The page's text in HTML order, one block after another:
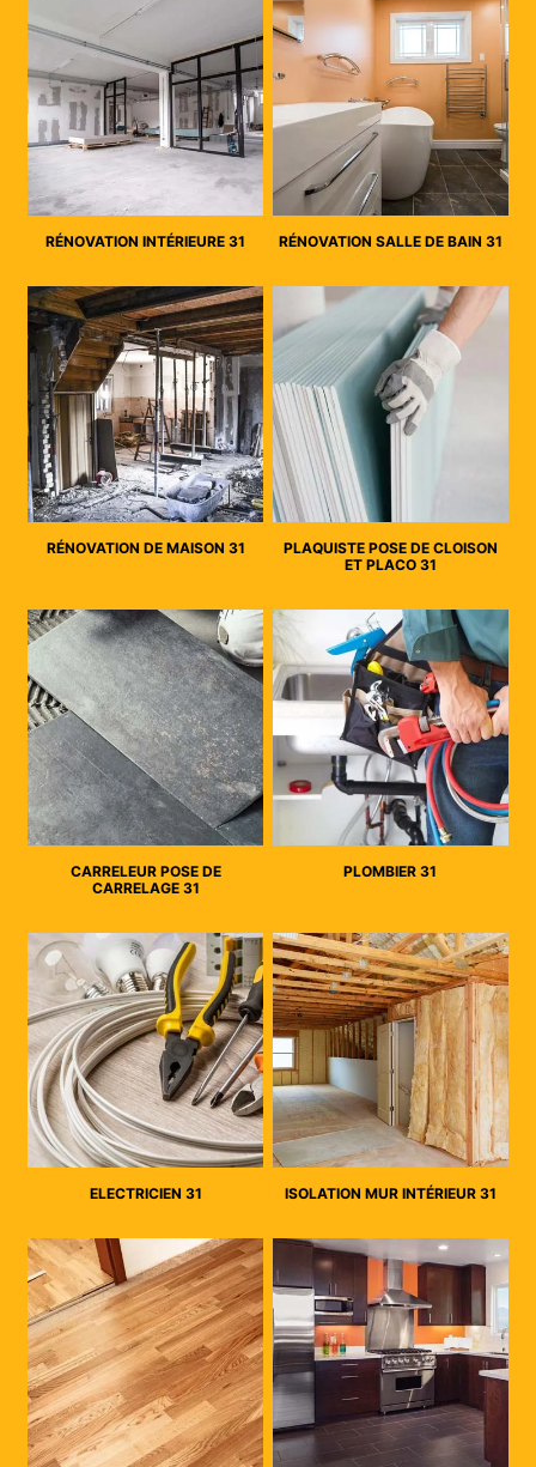
RÉNOVATION INTÉRIEURE 31 RÉNOVATION SALLE DE BAIN 31
RÉNOVATION DE MAISON 31
PLAQUISTE POSE DE CLOISON
ET PLACO 31
CARRELEUR POSE DE
CARRELAGE 31
PLOMBIER 31
ELECTRICIEN 31 ISOLATION MUR INTÉRIEUR 31